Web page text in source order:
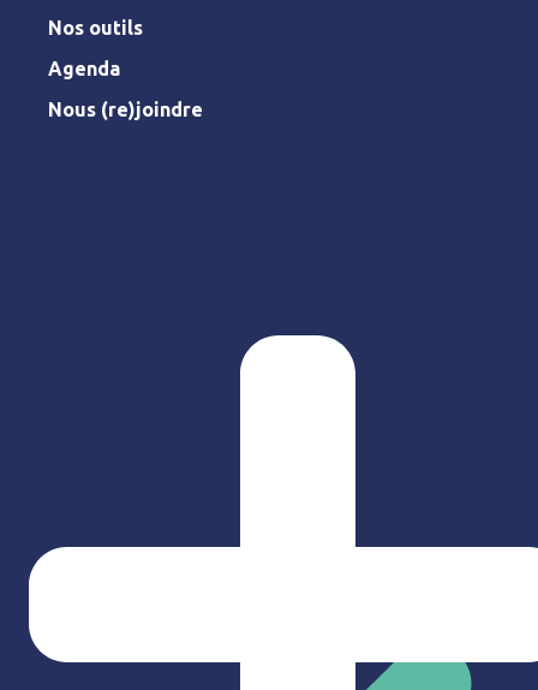
Nos outils
Agenda
Nous (re)joindre